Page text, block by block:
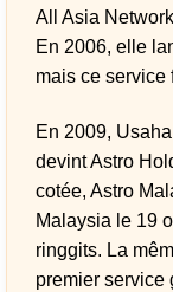
All Asia
En 2006, elle
mais ce service
En 2009,
devint Astro
cotée, Astro
Malaysia le 19
ringgits. La
premier service